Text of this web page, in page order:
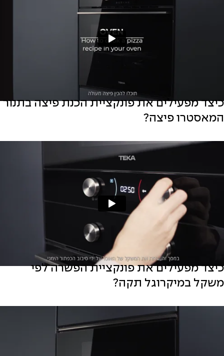
כיצד מפעילים את פונקציית הכנת פיצה בתנור
המאסטרו פיצה?
כיצד מפעילים את פונקציית הפשרה לפי
משקל במיקרוגל תקה?